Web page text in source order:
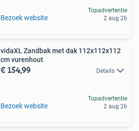
Bezoek website
Topadvertentie
2 aug 26
vidaXL Zandbak met dak 112x112x112
cm vurenhout
€ 154,99 Details
Bezoek website
Topadvertentie
2 aug 26